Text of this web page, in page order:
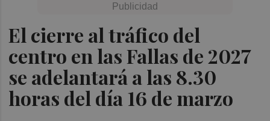
El cierre al tráfico del
centro en las Fallas de 2027
se adelantará a las 8.30
horas del día 16 de marzo